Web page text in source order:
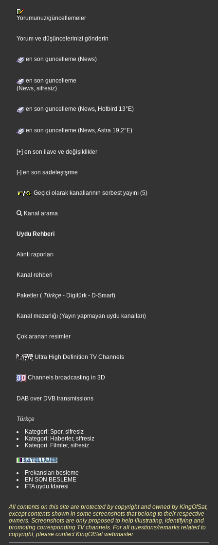
Yorumunuz/güncellemeler
Yorum ve düşüncelerinizi gönderin
en son guncelleme (News)
en son guncelleme
(News, sifresiz)
en son guncelleme (News, Hotbird 13°E)
en son guncelleme (News, Astra 19,2°E)
[+] en son ilave ve değişiklikler
[-] en son sadeleştşrme
Geçici olarak kanallarının serbest yayını (5)
Kanal arama
Uydu Rehberi
Alıntı raporları
Kanal rehberi
Paketler ( Türkçe - Digitürk - D-Smart)
Kanal mezarlığı (Yayın yapmayan uydu kanalları)
Çok aranan resimler
Ultra High Definition TV Channels
Channels broadcasting in 3D
DAB over DVB transmissions
Türkçe
Kategori: Spor, sifresiz
Kategori: Haberler, sifresiz
Kategori: Filmler, sifresiz
Frekansları besleme
EN SON BESLEME
FTA uydu Idaresi
All contents on this site are protected by copyright and owned by KingOfSat,
except contents shown in some screenshots that belong to their respective
owners. Screenshots are only proposed to help illustrating, identifying and
promoting corresponding TV channels. For all questions/remarks related to
copyright, please contact KingOfSat webmaster.